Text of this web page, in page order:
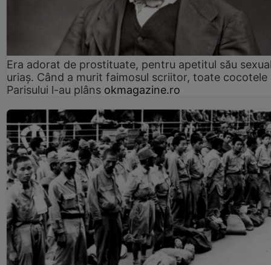
Era adorat de prostituate, pentru apetitul său
uriaș. Când a murit faimosul scriitor, toate cocotele
Parisului l-au plâns okmagazine.ro